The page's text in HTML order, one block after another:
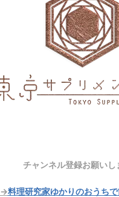
チャンネル登録お願いし
→料理研究家ゆかりのおうち